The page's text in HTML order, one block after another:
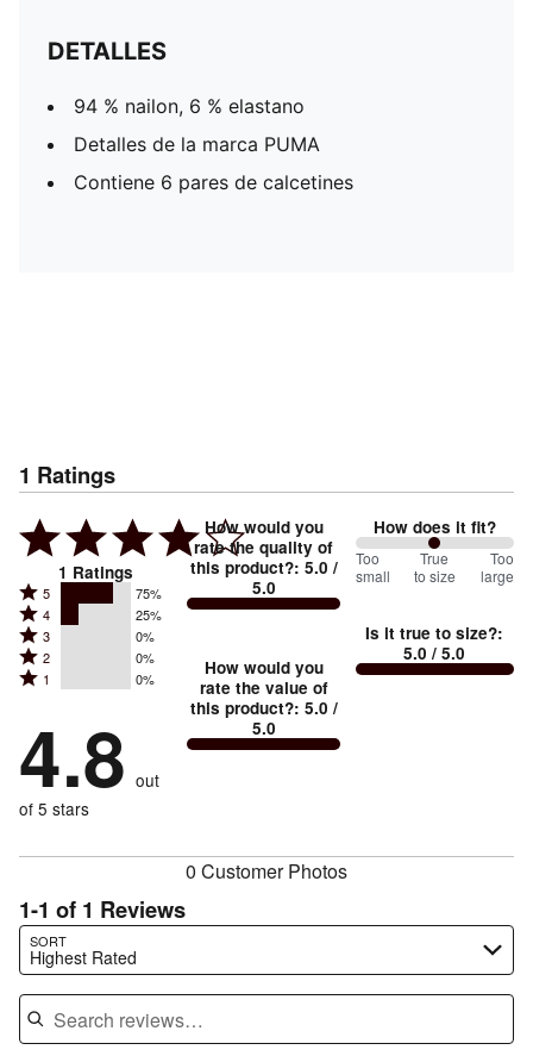
DETALLES
94 % nailon, 6 % elastano
Detalles de la marca PUMA
Contiene 6 pares de calcetines
1 Ratings
1 Ratings
Rated
5
stars
by
reviewers
5 75%
Rated
4
stars
by
of
reviewers
4 25%
Rated
3
stars
0%
of
reviewers
3 0%
Rated
2
by
0%
reviewers
2 0%
Rated
stars
by
0%
of
1 0%
4.8 out
of 5 stars
How would you
rate the quality of
this product?: 5.0 /
5.0
How would you
rate the value of
this product?: 5.0 /
5.0
How does it fit?
100
between
small
and
Too
small
True
to size
Too
large
Is it true to size?:
5.0 / 5.0
0 Customer Photos
1-1 of 1 Reviews
SORT
Highest Rated
Search reviews…